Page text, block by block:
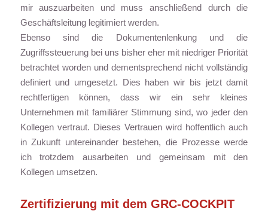
mir auszuarbeiten und muss anschließend durch die
Geschäftsleitung legitimiert werden.
Ebenso sind die Dokumentenlenkung und die
Zugriffssteuerung bei uns bisher eher mit niedriger Priorität
betrachtet worden und dementsprechend nicht vollständig
definiert und umgesetzt. Dies haben wir bis jetzt damit
rechtfertigen können, dass wir ein sehr kleines
Unternehmen mit familiärer Stimmung sind, wo jeder den
Kollegen vertraut. Dieses Vertrauen wird hoffentlich auch
in Zukunft untereinander bestehen, die Prozesse werde
ich trotzdem ausarbeiten und gemeinsam mit den
Kollegen umsetzen.
Zertifizierung mit dem GRC-COCKPIT